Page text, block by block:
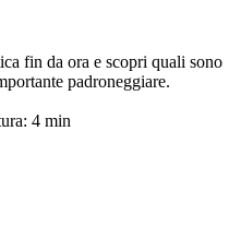
fin da ora e scopri quali sono
padroneggiare.
4 min